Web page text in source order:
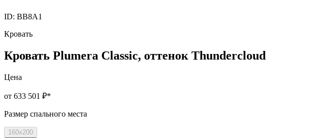
ID: BB8A1
Кровать
Кровать Plumera Classic, оттенок Thundercloud
Цена
от 633 501 ₽*
Размер спального места
160x200